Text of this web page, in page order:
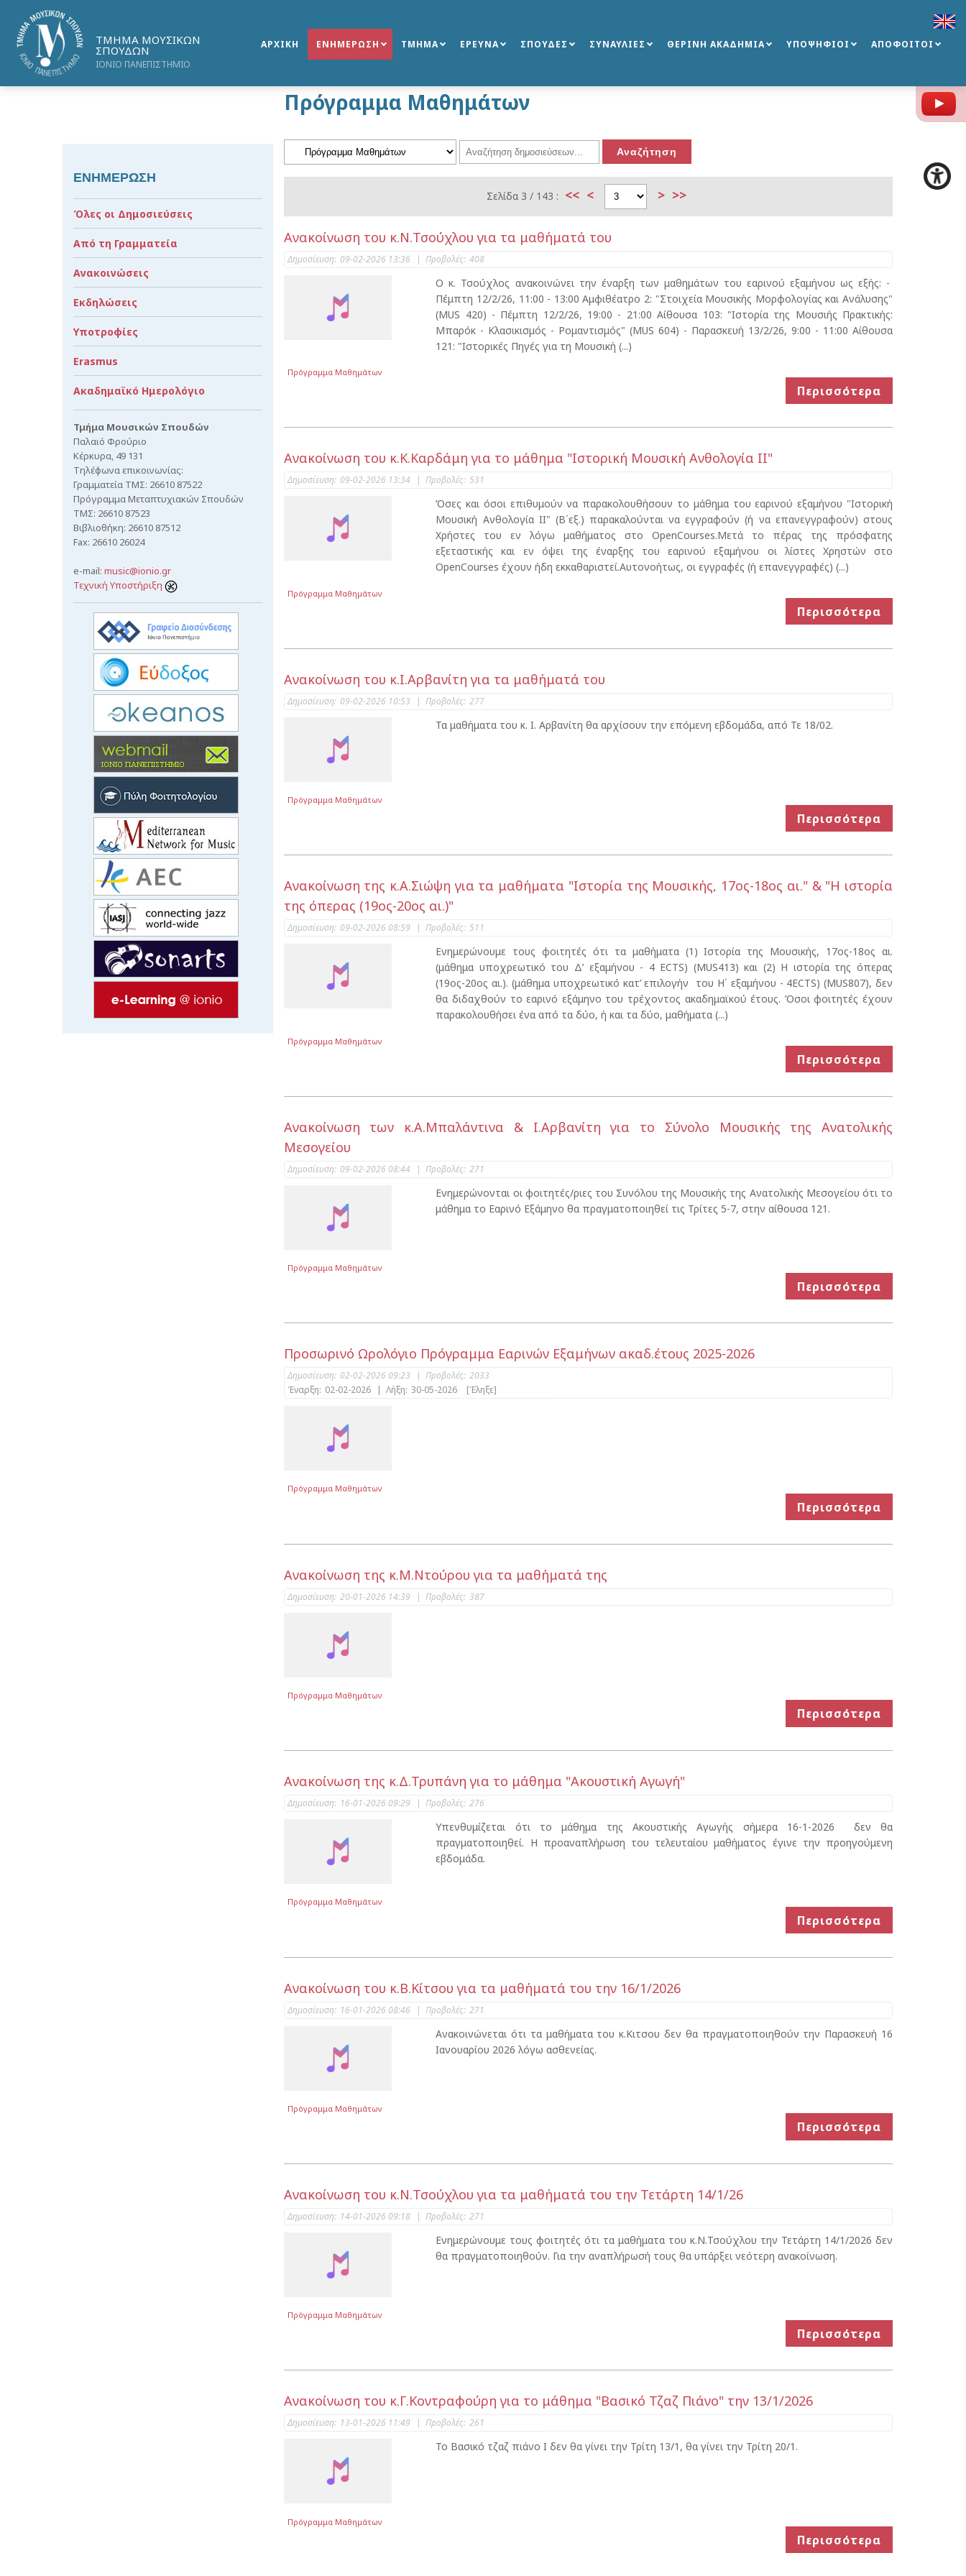
ΤΜΗΜΑ ΜΟΥΣΙΚΩΝ
ΣΠΟΥΔΩΝ
ΙΟΝΙΟ ΠΑΝΕΠΙΣΤΗΜΙΟ
ΑΡΧΙΚΗ ΕΝΗΜΕΡΩΣΗ ΤΜΗΜΑ ΕΡΕΥΝΑ ΣΠΟΥΔΕΣ ΣΥΝΑΥΛΙΕΣ ΘΕΡΙΝΗ ΑΚΑΔΗΜΙΑ ΥΠΟΨΗΦΙΟΙ ΑΠΟΦΟΙΤΟΙ
Πρόγραμμα Μαθημάτων
Σελίδα 3 / 143 : << < > >>
Ανακοίνωση του κ.Ν.Τσούχλου για τα μαθήματά του
Δημοσίευση: 09-02-2026 13:36 | Προβολές: 408
Ο κ. Τσούχλος ανακοινώνει την έναρξη των μαθημάτων του εαρινού εξαμήνου ως εξής: -
Πέμπτη 12/2/26, 11:00 - 13:00 Αμφιθέατρο 2: "Στοιχεία Μουσικής Μορφολογίας και Ανάλυσης"
(MUS 420) - Πέμπτη 12/2/26, 19:00 - 21:00 Αίθουσα 103: "Ιστορία της Μουσιής Πρακτικής:
Μπαρόκ - Κλασικισμός - Ρομαντισμός" (MUS 604) - Παρασκευή 13/2/26, 9:00 - 11:00 Αίθουσα
121: "Ιστορικές Πηγές για τη Μουσική (...)
Πρόγραμμα Μαθημάτων
Περισσότερα
Ανακοίνωση του κ.Κ.Καρδάμη για το μάθημα "Ιστορική Μουσική Ανθολογία ΙΙ"
Δημοσίευση: 09-02-2026 13:34 | Προβολές: 531
Όσες και όσοι επιθυμούν να παρακολουθήσουν το μάθημα του εαρινού εξαμήνου "Ιστορική
Μουσική Ανθολογία ΙΙ" (Β΄εξ.) παρακαλούνται να εγγραφούν (ή να επανεγγραφούν) στους
Χρήστες του εν λόγω μαθήματος στο OpenCourses.Μετά το πέρας της πρόσφατης
εξεταστικής και εν όψει της έναρξης του εαρινού εξαμήνου οι λίστες Χρηστών στο
OpenCourses έχουν ήδη εκκαθαριστεί.Αυτονοήτως, οι εγγραφές (ή επανεγγραφές) (...)
Πρόγραμμα Μαθημάτων
Περισσότερα
Ανακοίνωση του κ.Ι.Αρβανίτη για τα μαθήματά του
Δημοσίευση: 09-02-2026 10:53 | Προβολές: 277
Τα μαθήματα του κ. Ι. Αρβανίτη θα αρχίσουν την επόμενη εβδομάδα, από Τε 18/02.
Πρόγραμμα Μαθημάτων
Περισσότερα
Ανακοίνωση της κ.Α.Σιώψη για τα μαθήματα "Ιστορία της Μουσικής, 17ος-18ος αι." & "Η ιστορία
της όπερας (19ος-20ος αι.)"
Δημοσίευση: 09-02-2026 08:59 | Προβολές: 511
Ενημερώνουμε τους φοιτητές ότι τα μαθήματα (1) Ιστορία της Μουσικής, 17ος-18ος αι.
(μάθημα υποχρεωτικό του Δ’ εξαμήνου - 4 ECTS) (MUS413) και (2) Η ιστορία της όπερας
(19ος-20ος αι.). (μάθημα υποχρεωτικό κατ’ επιλογήν του Η΄ εξαμήνου - 4ECTS) (MUS807), δεν
θα διδαχθούν το εαρινό εξάμηνο του τρέχοντος ακαδημαϊκού έτους. Όσοι φοιτητές έχουν
παρακολουθήσει ένα από τα δύο, ή και τα δύο, μαθήματα (...)
Πρόγραμμα Μαθημάτων
Περισσότερα
Ανακοίνωση των κ.Α.Μπαλάντινα & Ι.Αρβανίτη για το Σύνολο Μουσικής της Ανατολικής
Μεσογείου
Δημοσίευση: 09-02-2026 08:44 | Προβολές: 271
Ενημερώνονται οι φοιτητές/ριες του Συνόλου της Μουσικής της Ανατολικής Μεσογείου ότι το
μάθημα το Εαρινό Εξάμηνο θα πραγματοποιηθεί τις Τρίτες 5-7, στην αίθουσα 121.
Πρόγραμμα Μαθημάτων
Περισσότερα
Προσωρινό Ωρολόγιο Πρόγραμμα Εαρινών Εξαμήνων ακαδ.έτους 2025-2026
Δημοσίευση: 02-02-2026 09:23 | Προβολές: 2033
Έναρξη: 02-02-2026 | Λήξη: 30-05-2026 [Έληξε]
Πρόγραμμα Μαθημάτων
Περισσότερα
Ανακοίνωση της κ.Μ.Ντούρου για τα μαθήματά της
Δημοσίευση: 20-01-2026 14:39 | Προβολές: 387
Πρόγραμμα Μαθημάτων
Περισσότερα
Ανακοίνωση της κ.Δ.Τρυπάνη για το μάθημα "Ακουστική Αγωγή"
Δημοσίευση: 16-01-2026 09:29 | Προβολές: 276
Υπενθυμίζεται ότι το μάθημα της Ακουστικής Αγωγής σήμερα 16-1-2026 δεν θα
πραγματοποιηθεί. Η προαναπλήρωση του τελευταίου μαθήματος έγινε την προηγούμενη
εβδομάδα.
Πρόγραμμα Μαθημάτων
Περισσότερα
Ανακοίνωση του κ.Β.Κίτσου για τα μαθήματά του την 16/1/2026
Δημοσίευση: 16-01-2026 08:46 | Προβολές: 271
Ανακοινώνεται ότι τα μαθήματα του κ.Κιτσου δεν θα πραγματοποιηθούν την Παρασκευή 16
Ιανουαρίου 2026 λόγω ασθενείας.
Πρόγραμμα Μαθημάτων
Περισσότερα
Ανακοίνωση του κ.Ν.Τσούχλου για τα μαθήματά του την Τετάρτη 14/1/26
Δημοσίευση: 14-01-2026 09:18 | Προβολές: 271
Ενημερώνουμε τους φοιτητές ότι τα μαθήματα του κ.Ν.Τσούχλου την Τετάρτη 14/1/2026 δεν
θα πραγματοποιηθούν. Για την αναπλήρωσή τους θα υπάρξει νεότερη ανακοίνωση.
Πρόγραμμα Μαθημάτων
Περισσότερα
Ανακοίνωση του κ.Γ.Κοντραφούρη για το μάθημα "Βασικό Τζαζ Πιάνο" την 13/1/2026
Δημοσίευση: 13-01-2026 11:49 | Προβολές: 261
Το Βασικό τζαζ πιάνο Ι δεν θα γίνει την Τρίτη 13/1, θα γίνει την Τρίτη 20/1.
Πρόγραμμα Μαθημάτων
Περισσότερα
ΕΝΗΜΕΡΩΣΗ
Όλες οι Δημοσιεύσεις
Από τη Γραμματεία
Ανακοινώσεις
Εκδηλώσεις
Υποτροφίες
Erasmus
Ακαδημαϊκό Ημερολόγιο
Τμήμα Μουσικών Σπουδών
Παλαιό Φρούριο
Κέρκυρα, 49 131
Τηλέφωνα επικοινωνίας:
Γραμματεία ΤΜΣ: 26610 87522
Πρόγραμμα Μεταπτυχιακών Σπουδών
ΤΜΣ: 26610 87523
Βιβλιοθήκη: 26610 87512
Fax: 26610 26024
e-mail: music@ionio.gr
Τεχνική Υποστήριξη